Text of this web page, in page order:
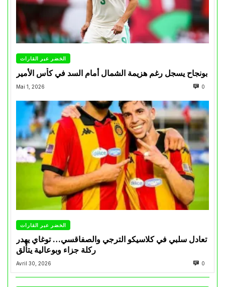
الخضر عبر القارات
بونجاح يسجل رغم هزيمة الشمال أمام السد في كأس الأمير
Mai 1, 2026 0
الخضر عبر القارات
تعادل سلبي في كلاسيكو الترجي والصفاقسي… توغاي يهدر
ركلة جزاء وبوعالية يتألق
Avril 30, 2026 0